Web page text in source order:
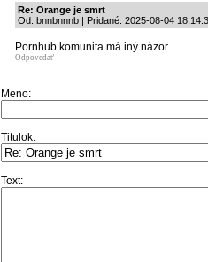
Re: Orange je smrt
Od: bnnbnnnb | Pridané: 2025-08-04
Pornhub komunita má iný názor
Odpovedať
Meno:
Titulok:
Text: